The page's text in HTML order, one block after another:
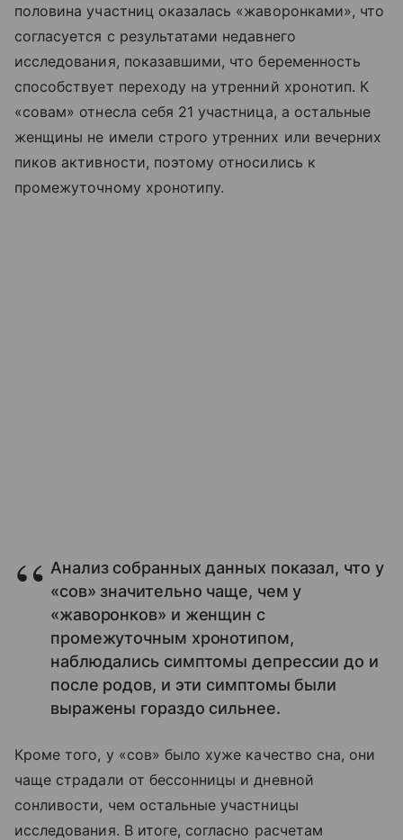
половина участниц оказалась «жаворонками», что
согласуется с результатами недавнего
исследования, показавшими, что беременность
способствует переходу на утренний хронотип. К
«совам» отнесла себя 21 участница, а остальные
женщины не имели строго утренних или вечерних
пиков активности, поэтому относились к
промежуточному хронотипу.
Анализ собранных данных показал, что у
«сов» значительно чаще, чем у
«жаворонков» и женщин с
промежуточным хронотипом,
наблюдались симптомы депрессии до и
после родов, и эти симптомы были
выражены гораздо сильнее.
Кроме того, у «сов» было хуже качество сна, они
чаще страдали от бессонницы и дневной
сонливости, чем остальные участницы
исследования. В итоге, согласно расчетам